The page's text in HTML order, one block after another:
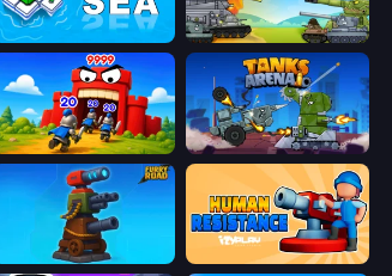
War Sea Merge Master Tanks: Tank Wars
TimeWarriors Tanks Arena io: Craft & Combat
Furry Road Human Resistance